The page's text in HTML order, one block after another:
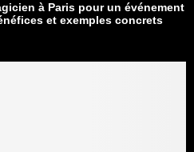
à Paris pour un événement
et exemples concrets